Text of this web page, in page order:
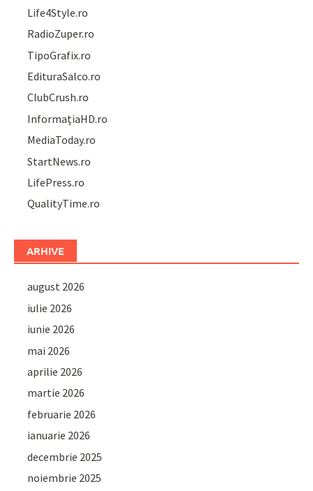
Life4Style.ro
RadioZuper.ro
TipoGrafix.ro
EdituraSalco.ro
ClubCrush.ro
InformațiaHD.ro
MediaToday.ro
StartNews.ro
LifePress.ro
QualityTime.ro
ARHIVE
august 2026
iulie 2026
iunie 2026
mai 2026
aprilie 2026
martie 2026
februarie 2026
ianuarie 2026
decembrie 2025
noiembrie 2025